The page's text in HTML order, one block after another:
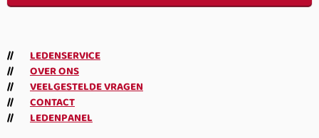
LEDENSERVICE
OVER ONS
VEELGESTELDE VRAGEN
CONTACT
LEDENPANEL